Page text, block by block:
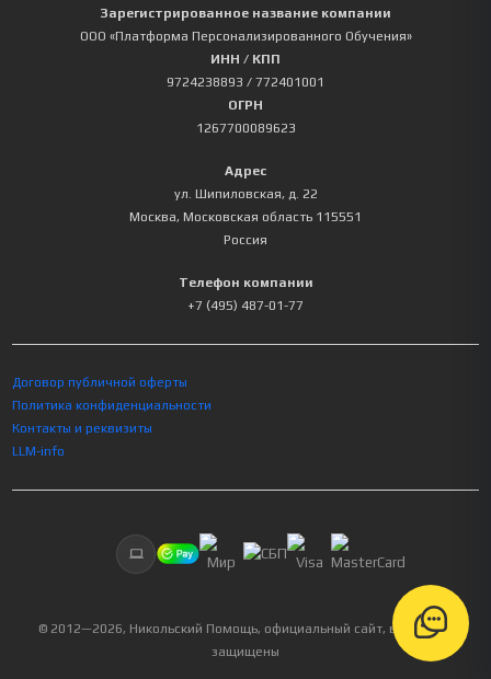
Зарегистрированное название компании
ООО «Платформа Персонализированного Обучения»
ИНН / КПП
9724238893 / 772401001
ОГРН
1267700089623
Адрес
ул. Шипиловская, д. 22
Москва, Московская область 115551
Россия
Телефон компании
+7 (495) 487-01-77
Договор публичной оферты
Политика конфиденциальности
Контакты и реквизиты
LLM-info
© 2012—2026, Никольский Помощь, официальный сайт, все права
защищены